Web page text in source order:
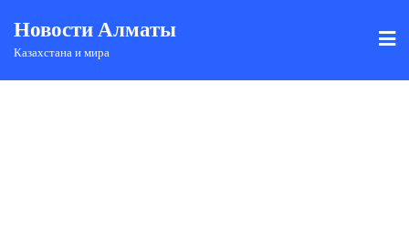
Новости Алматы
Казахстана и мира